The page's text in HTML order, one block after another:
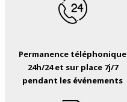
Permanence téléphonique
24h/24 et sur place 7j/7
pendant les événements